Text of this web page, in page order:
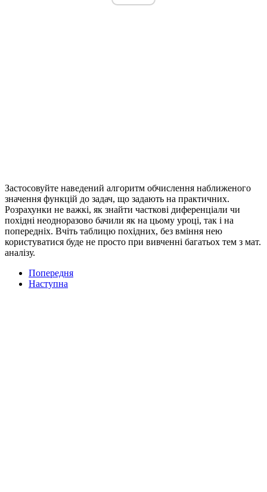
Застосовуйте наведений алгоритм обчислення наближеного
значення функцій до задач, що задають на практичних.
Розрахунки не важкі, як знайти часткові диференціали чи
похідні неодноразово бачили як на цьому уроці, так і на
попередніх. Вчіть таблицю похідних, без вміння нею
користуватися буде не просто при вивченні багатьох тем з мат.
аналізу.
Попередня
Наступна